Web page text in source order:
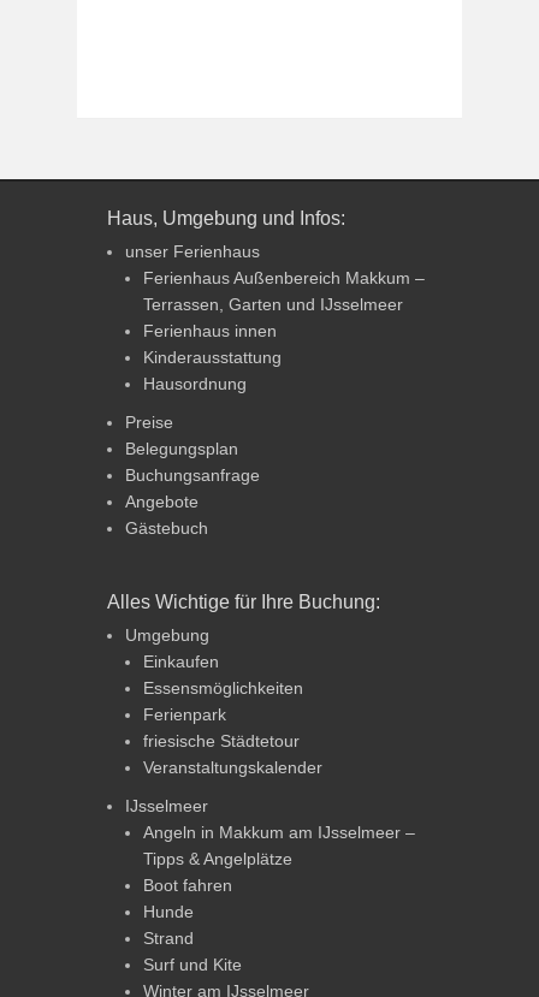
Haus, Umgebung und Infos:
unser Ferienhaus
Ferienhaus Außenbereich Makkum –
Terrassen, Garten und IJsselmeer
Ferienhaus innen
Kinderausstattung
Hausordnung
Preise
Belegungsplan
Buchungsanfrage
Angebote
Gästebuch
Alles Wichtige für Ihre Buchung:
Umgebung
Einkaufen
Essensmöglichkeiten
Ferienpark
friesische Städtetour
Veranstaltungskalender
IJsselmeer
Angeln in Makkum am IJsselmeer –
Tipps & Angelplätze
Boot fahren
Hunde
Strand
Surf und Kite
Winter am IJsselmeer